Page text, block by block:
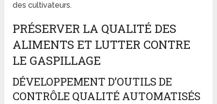
des cultivateurs.
PRÉSERVER LA QUALITÉ DES
ALIMENTS ET LUTTER CONTRE
LE GASPILLAGE
DÉVELOPPEMENT D’OUTILS DE
CONTRÔLE QUALITÉ AUTOMATISÉS